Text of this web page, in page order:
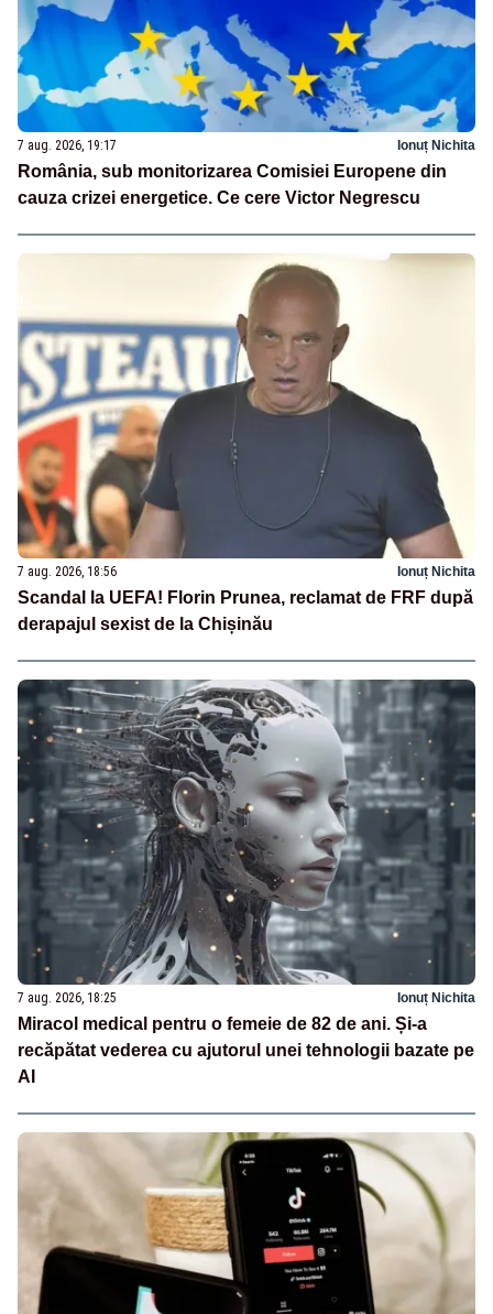
7 aug. 2026, 19:17 Ionuț Nichita
România, sub monitorizarea Comisiei Europene din
cauza crizei energetice. Ce cere Victor Negrescu
7 aug. 2026, 18:56 Ionuț Nichita
Scandal la UEFA! Florin Prunea, reclamat de FRF după
derapajul sexist de la Chișinău
7 aug. 2026, 18:25 Ionuț Nichita
Miracol medical pentru o femeie de 82 de ani. Și-a
recăpătat vederea cu ajutorul unei tehnologii bazate pe
AI